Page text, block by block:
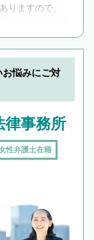
りますので、
務所に絞り込
お悩みにご対
律事務所
性弁護士在籍